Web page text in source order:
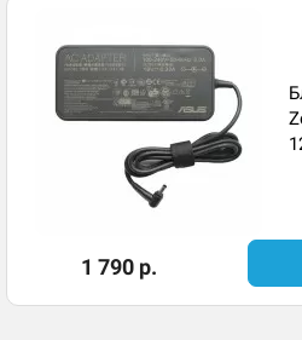
1 790 р.